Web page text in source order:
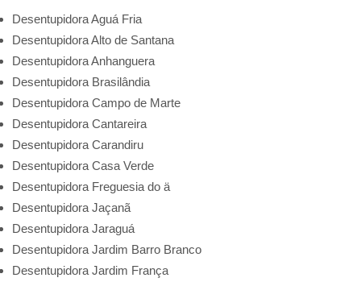
Desentupidora Aguá Fria
Desentupidora Alto de Santana
Desentupidora Anhanguera
Desentupidora Brasilândia
Desentupidora Campo de Marte
Desentupidora Cantareira
Desentupidora Carandiru
Desentupidora Casa Verde
Desentupidora Freguesia do ӓ
Desentupidora Jaçanã
Desentupidora Jaraguá
Desentupidora Jardim Barro Branco
Desentupidora Jardim França